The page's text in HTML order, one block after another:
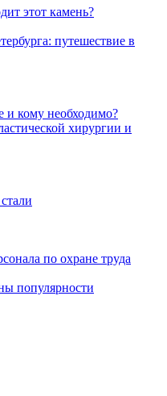
этот камень?
путешествие в
и кому необходимо?
хирургии и
по охране труда
популярности